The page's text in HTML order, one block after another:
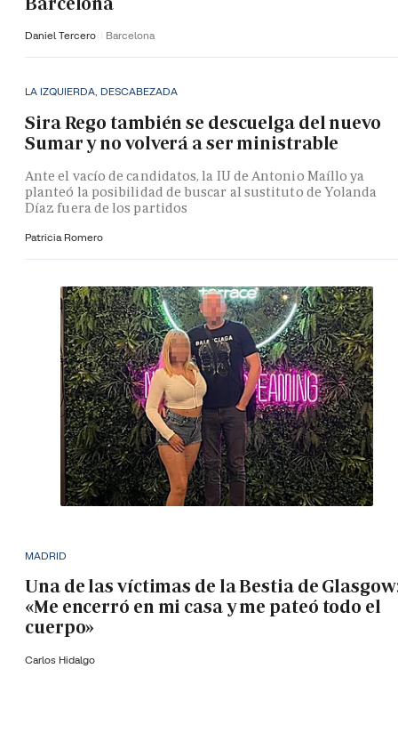
Daniel Tercero Barcelona
LA IZQUIERDA, DESCABEZADA
Sira Rego también se descuelga del nuevo
Sumar y no volverá a ser ministrable
Ante el vacío de candidatos, la IU de Antonio Maíllo ya
planteó la posibilidad de buscar al sustituto de Yolanda
Díaz fuera de los partidos
Patricia Romero
MADRID
Una de las víctimas de la Bestia de
«Me encerró en mi casa y me pateó todo el
cuerpo»
Carlos Hidalgo